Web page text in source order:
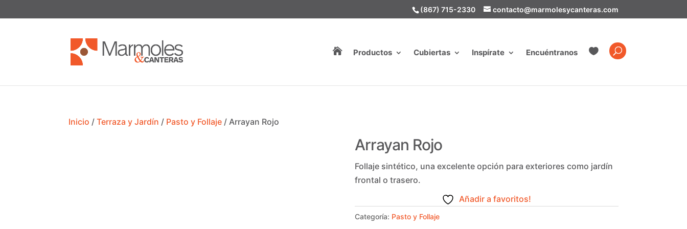
(867) 715-2330 contacto@marmolesycanteras.com
 Productos Cubiertas Inspírate Encuéntranos 
Inicio /Terraza y Jardín / Pasto y Follaje / Arrayan Rojo
Arrayan Rojo
Follaje sintético, una excelente opción para exteriores como jardín
frontal o trasero.
Añadir a favoritos!
Categoría: Pasto y Follaje